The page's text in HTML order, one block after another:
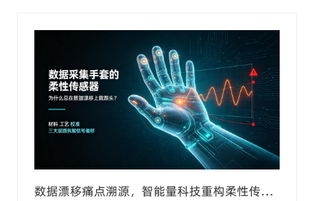
数据漂移痛点溯源，智能量科技重构柔性传感